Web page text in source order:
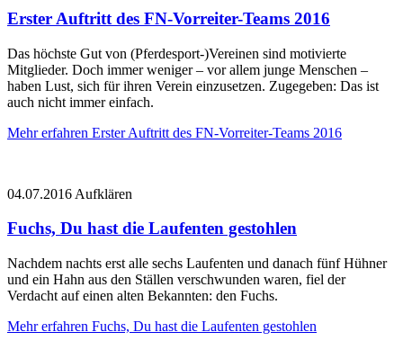
Erster Auftritt des FN-Vorreiter-Teams 2016
Das höchste Gut von (Pferdesport-)Vereinen sind motivierte
Mitglieder. Doch immer weniger – vor allem junge Menschen –
haben Lust, sich für ihren Verein einzusetzen. Zugegeben: Das ist
auch nicht immer einfach.
Mehr erfahren Erster Auftritt des FN-Vorreiter-Teams 2016
04.07.2016 Aufklären
Fuchs, Du hast die Laufenten gestohlen
Nachdem nachts erst alle sechs Laufenten und danach fünf Hühner
und ein Hahn aus den Ställen verschwunden waren, fiel der
Verdacht auf einen alten Bekannten: den Fuchs.
Mehr erfahren Fuchs, Du hast die Laufenten gestohlen